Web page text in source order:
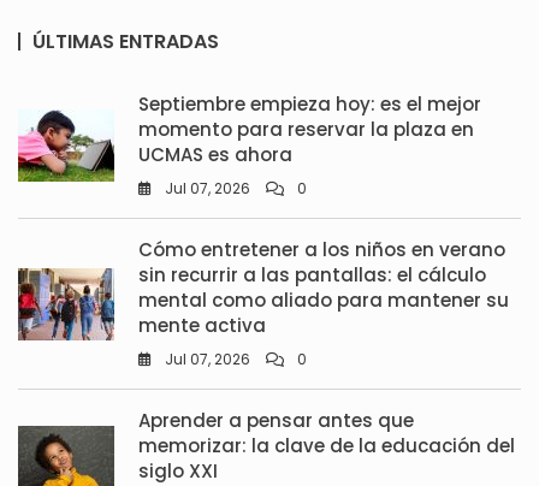
ÚLTIMAS ENTRADAS
Septiembre empieza hoy: es el mejor
momento para reservar la plaza en
UCMAS es ahora
Jul 07, 2026 0
Cómo entretener a los niños en verano
sin recurrir a las pantallas: el cálculo
mental como aliado para mantener su
mente activa
Jul 07, 2026 0
Aprender a pensar antes que
memorizar: la clave de la educación del
siglo XXI